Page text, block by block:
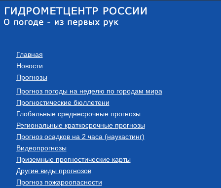
Главная
Новости
Прогнозы
Прогноз погоды на неделю по городам мира
Прогностические бюллетени
Глобальные среднесрочные прогнозы
Региональные краткосрочные прогнозы
Прогноз осадков на 2 часа (наукастинг)
Видеопрогнозы
Приземные прогностические карты
Другие виды прогнозов
Прогноз пожароопасности